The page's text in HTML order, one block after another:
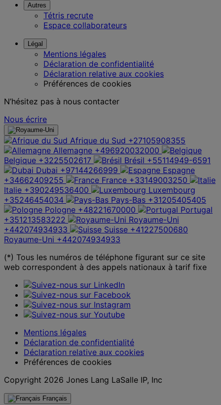
Autres
Tétris recrute
Espace collaborateurs
Légal
Mentions légales
Déclaration de confidentialité
Déclaration relative aux cookies
Préférences de cookies
N’hésitez pas à nous contacter
Nous écrire
Afrique du Sud +27105908355
Allemagne +496920032000
Belgique +3225502617 Brésil +55114949-6591
Dubai +97144266999
Espagne
+34662409255
France +33149003250
Italie +390249536400
Luxembourg
+35246454034
Pays-Bas +31205405405
Pologne +48221670000
Portugal
+351213583222
Royaume-Uni
+442074934933
Suisse +41227500680
Royaume-Uni +442074934933
(*) Tous les numéros de téléphone figurant sur ce site
web correspondent à des appels nationaux à tarif fixe
Mentions légales
Déclaration de confidentialité
Déclaration relative aux cookies
Préférences de cookies
Copyright 2026 Jones Lang LaSalle IP, Inc
Français